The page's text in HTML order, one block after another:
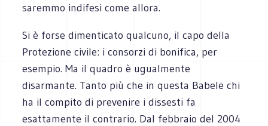
saremmo indifesi come allora.
Si è forse dimenticato qualcuno, il capo della
Protezione civile: i consorzi di bonifica, per
esempio. Ma il quadro è ugualmente
disarmante. Tanto più che in questa Babele chi
ha il compito di prevenire i dissesti fa
esattamente il contrario. Dal febbraio del 2004